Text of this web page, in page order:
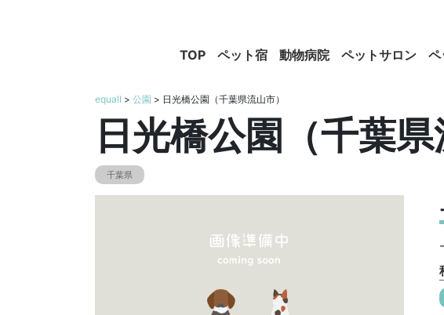
TOP ペット宿 動物病院 ペットサロン ペ
equall > 公園 > 日光橋公園（千葉県流山市）
日光橋公園（千葉県
千葉県
-